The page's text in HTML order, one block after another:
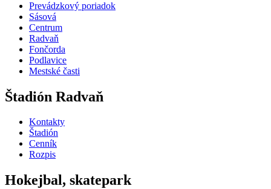
Prevádzkový poriadok
Sásová
Centrum
Radvaň
Fončorda
Podlavice
Mestské časti
Štadión Radvaň
Kontakty
Štadión
Cenník
Rozpis
Hokejbal, skatepark